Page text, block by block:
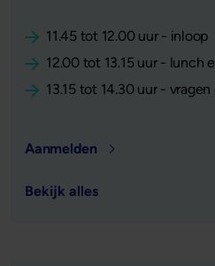
11.45 tot 12.00 uur - inloop
12.00 tot 13.15 uur - lunch
13.15 tot 14.30 uur -
Aanmelden
Bekijk alles